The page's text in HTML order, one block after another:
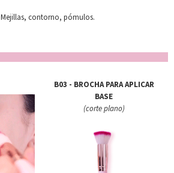
Mejillas, contorno, pómulos.
B03 - BROCHA PARA APLICAR
BASE
(corte plano)